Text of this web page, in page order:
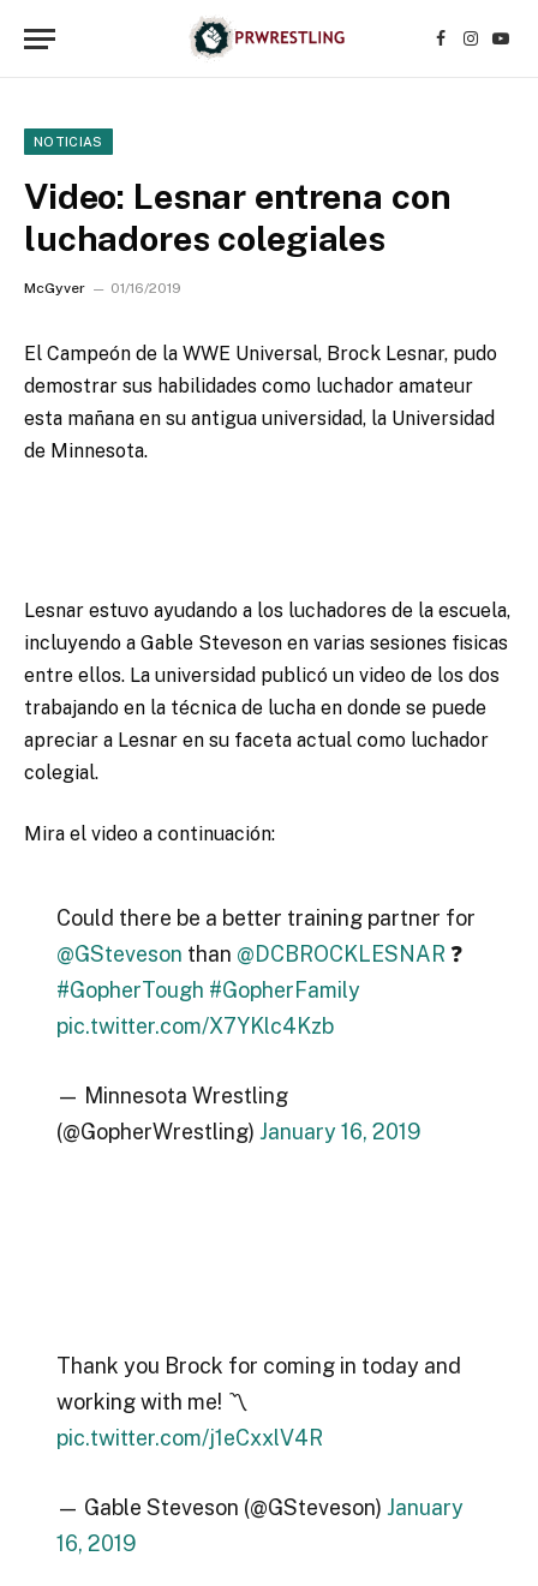
Facebook
NOTICIAS
Video: Lesnar entrena con
luchadores colegiales
McGyver 01/16/2019
El Campeón de la WWE Universal, Brock Lesnar, pudo
demostrar sus habilidades como luchador amateur
esta mañana en su antigua universidad, la Universidad
de Minnesota.
Lesnar estuvo ayudando a los luchadores de la escuela,
incluyendo a Gable Steveson en varias sesiones fisicas
entre ellos. La universidad publicó un video de los dos
trabajando en la técnica de lucha en donde se puede
apreciar a Lesnar en su faceta actual como luchador
colegial.
Mira el video a continuación:
Could there be a better training partner for
@GSteveson than @DCBROCKLESNAR ❓
#GopherTough #GopherFamily
pic.twitter.com/X7YKlc4Kzb
— Minnesota Wrestling
(@GopherWrestling) January 16, 2019
Thank you Brock for coming in today and
working with me! 〽️
pic.twitter.com/j1eCxxlV4R
— Gable Steveson (@GSteveson) January
16, 2019